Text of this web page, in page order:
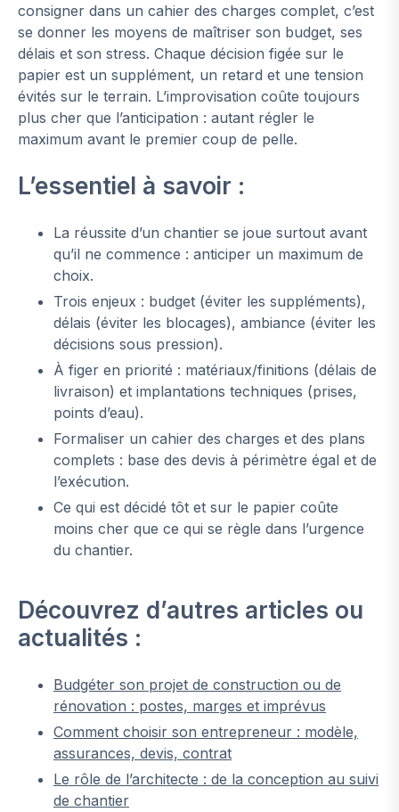
consigner dans un cahier des charges complet, c’est
se donner les moyens de maîtriser son budget, ses
délais et son stress. Chaque décision figée sur le
papier est un supplément, un retard et une tension
évités sur le terrain. L’improvisation coûte toujours
plus cher que l’anticipation : autant régler le
maximum avant le premier coup de pelle.
L’essentiel à savoir :
La réussite d’un chantier se joue surtout avant
qu’il ne commence : anticiper un maximum de
choix.
Trois enjeux : budget (éviter les suppléments),
délais (éviter les blocages), ambiance (éviter les
décisions sous pression).
À figer en priorité : matériaux/finitions (délais de
livraison) et implantations techniques (prises,
points d’eau).
Formaliser un cahier des charges et des plans
complets : base des devis à périmètre égal et de
l’exécution.
Ce qui est décidé tôt et sur le papier coûte
moins cher que ce qui se règle dans l’urgence
du chantier.
Découvrez d’autres articles ou
actualités :
Budgéter son projet de construction ou de
rénovation : postes, marges et imprévus
Comment choisir son entrepreneur : modèle,
assurances, devis, contrat
Le rôle de l’architecte : de la conception au suivi
de chantier